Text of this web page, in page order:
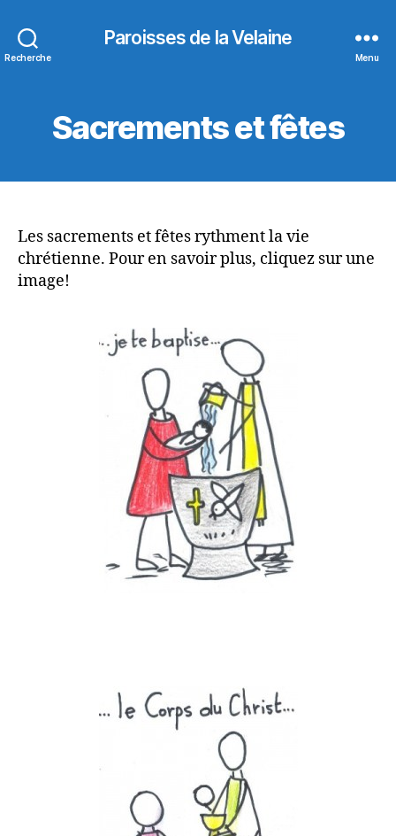
Recherche
Paroisses de la Velaine
Menu
Sacrements et fêtes
Les sacrements et fêtes rythment la vie
chrétienne. Pour en savoir plus, cliquez sur une
image!